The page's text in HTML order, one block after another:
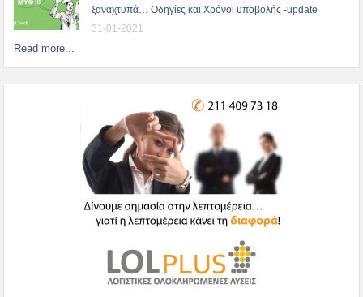
ξαναχτυπά… Οδηγίες και Χρόνοι υποβολής -update
31-01-2021
Read more...